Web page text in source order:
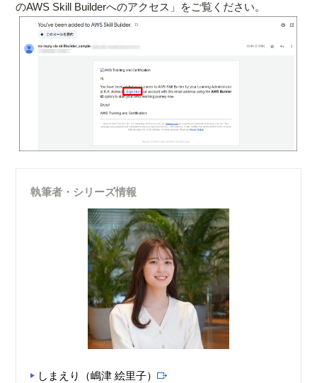
のAWS Skill Builderへのアクセス」をご覧ください。
執筆者・シリーズ情報
しまえり（嶋津 絵里子）